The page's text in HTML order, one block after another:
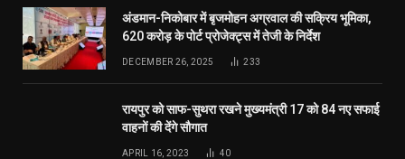
अंडमान-निकोबार में बृजमोहन अग्रवाल की सक्रिय भूमिका,
620 करोड़ के पोर्ट प्रोजेक्ट्स में तेजी के निर्देश
DECEMBER 26, 2025 233
रायपुर को साफ-सुथरा रखने मुख्यमंत्री 17 को 84 नए सफाई
वाहनों की देंगे सौगात
APRIL 16, 2023 40